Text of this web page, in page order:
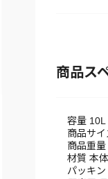
商品ス
容量 10L
商品サ
商品重
材質 本
パッキ